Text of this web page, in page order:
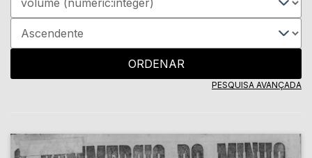
ORDENAR
PESQUISA AVANÇADA